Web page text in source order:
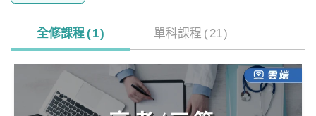
全修課程(1) 單科課程 ( 21)